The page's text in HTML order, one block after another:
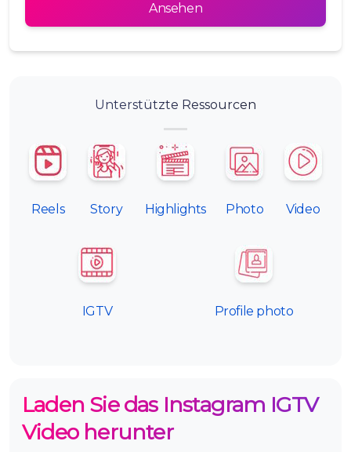
Ansehen
Unterstützte Ressourcen
Reels Story Highlights Photo Video
IGTV Profile photo
Laden Sie das Instagram IGTV
Video herunter